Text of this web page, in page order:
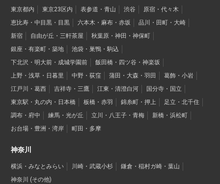
東京都内 東京23区内 表参道・青山 渋谷
原宿・代々木
恵比寿・中目黒・目黒
六本木・麻布・赤坂
品川・田町・大崎
新宿
自由が丘・三軒茶屋
秋葉原・神田・神保町
銀座・有楽町・築地
池袋・巣鴨・駒込
下北沢・明大前・成城学園前
飯田橋・四ツ谷・神楽坂
上野・浅草・日暮里
中野・荻窪 蒲田・大森・羽田
葛飾・小岩
江戸川・葛西
吉祥寺・三鷹 江東・清澄白河
国分寺・国立
東京駅・丸の内・日本橋
板橋・赤羽 錦糸町・押上
足立・北千住
調布・府中
練馬・光が丘 立川・八王子・青梅
新橋・浜松町
お台場・豊洲・湾岸
町田・多摩
神奈川
横浜・みなとみらい 川崎・武蔵小杉
鎌倉・稲村ガ崎・葉山
神奈川 (その他)